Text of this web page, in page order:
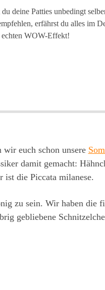
deine Patties unbedingt
erfährst du alles im
echten WOW-Effekt!
euch schon unsere
damit gemacht:
die Piccata milanese.
zu sein. Wir haben die
gebliebene